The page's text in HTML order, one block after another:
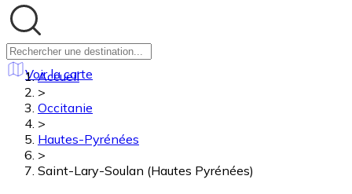
Voir la carte
Accueil
>
Occitanie
>
Hautes-Pyrénées
>
Saint-Lary-Soulan (Hautes Pyrénées)